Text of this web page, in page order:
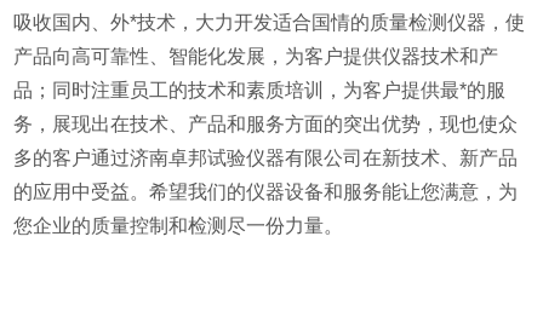
吸收国内、外*技术，大力开发适合国情的质量检测仪器，使
产品向高可靠性、智能化发展，为客户提供仪器技术和产
品；同时注重员工的技术和素质培训，为客户提供最*的服
务，展现出在技术、产品和服务方面的突出优势，现也使众
多的客户通过济南卓邦试验仪器有限公司在新技术、新产品
的应用中受益。希望我们的仪器设备和服务能让您满意，为
您企业的质量控制和检测尽一份力量。